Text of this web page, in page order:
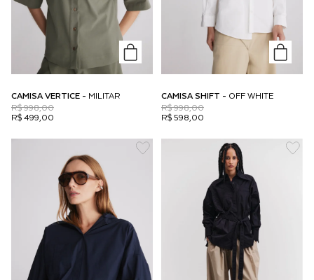
CAMISA VERTICE - MILITAR
R$ 499,00
R$ 998,00
CAMISA SHIFT - OFF WHITE
R$ 598,00
R$ 998,00